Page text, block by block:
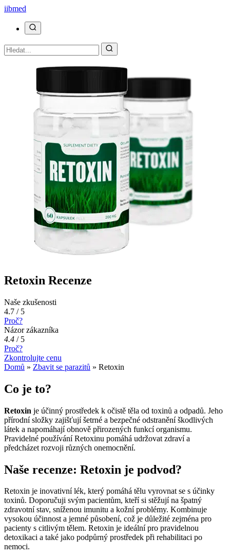
iibmed
Retoxin Recenze
Naše zkušenosti
4.7 / 5
Proč?
Názor zákazníka
4.4 / 5
Proč?
Zkontrolujte cenu
Domů » Zbavit se parazitů » Retoxin
Co je to?
Retoxin je účinný prostředek k očistě těla od toxinů a odpadů. Jeho
přírodní složky zajišťují šetrné a bezpečné odstranění škodlivých
látek a napomáhají obnově přirozených funkcí organismu.
Pravidelné používání Retoxinu pomáhá udržovat zdraví a
předcházet rozvoji různých onemocnění.
Naše recenze: Retoxin je podvod?
Retoxin je inovativní lék, který pomáhá tělu vyrovnat se s účinky
toxinů. Doporučuji svým pacientům, kteří si stěžují na špatný
zdravotní stav, sníženou imunitu a kožní problémy. Kombinuje
vysokou účinnost a jemné působení, což je důležité zejména pro
pacienty s citlivým tělem. Retoxin je ideální pro pravidelnou
detoxikaci a také jako podpůrný prostředek při rehabilitaci po
nemoci.